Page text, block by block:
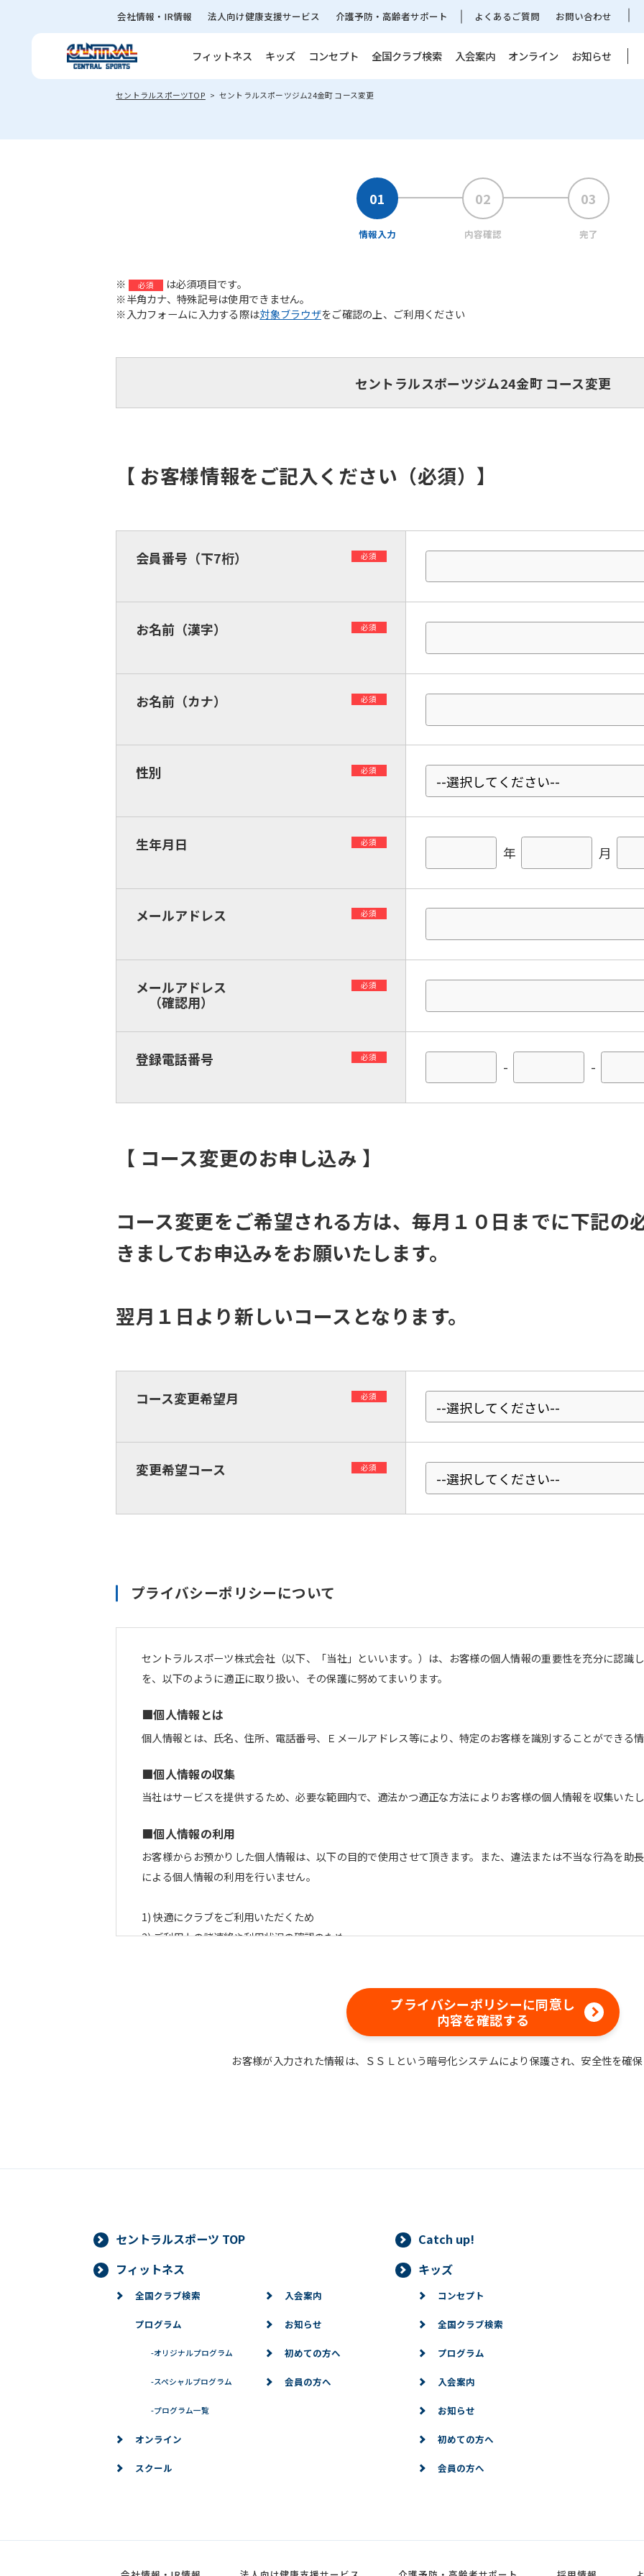
会社情報・IR情報 法人向け健康支援サービス 介護予防・高齢者サポート よくあるご質問 お問い合わせ
フィットネス キッズ コンセプト 全国クラブ検索 入会案内 オンライン お知らせ
セントラルスポーツTOP セントラルスポーツジム24金町 コース変更
情報入力 内容確認 完了
※ 必須
は必須項目です。
※半角カナ、特殊記号は使用できません。
※入力フォームに入力する際は対象ブラウザをご確認の上、ご利用ください
セントラルスポーツジム24金町 コース変更
【 お客様情報をご記入ください（必須）】
会員番号（下7桁） 必須
お名前（漢字） 必須
お名前（カナ） 必須
性別 必須
生年月日 必須
年 月
メールアドレス 必須
メールアドレス
（確認用）
必須
登録電話番号 必須
- -
【 コース変更のお申し込み 】
コース変更をご希望される方は、毎月１０日までに下記の
きましてお申込みをお願いたします。
翌月１日より新しいコースとなります。
コース変更希望月 必須
変更希望コース 必須
プライバシーポリシーについて
セントラルスポーツ株式会社（以下、「当社」といいます。）は、お客様の個人情報の重要性を充分に認識
を、以下のように適正に取り扱い、その保護に努めてまいります。
■個人情報とは
個人情報とは、氏名、住所、電話番号、Ｅメールアドレス等により、特定のお客様を識別することができる
■個人情報の収集
当社はサービスを提供するため、必要な範囲内で、適法かつ適正な方法によりお客様の個人情報を収集いた
■個人情報の利用
お客様からお預かりした個人情報は、以下の目的で使用させて頂きます。また、違法または不当な行為を助
による個人情報の利用を行いません。
快適にクラブをご利用いただくため
ご利用上の諸連絡や利用状況の確認のため
個人を特定できないよう加工したうえでの統計的なデータの作成、活用、公表のため
■個人情報の管理
対応いたします。
■個人情報の訂正、変更、削除、利用停止等
当社は、お客様からお預かりした個人情報に対して、ご本人より情報の訂正、変更、削除、利用停止、第三
場合は、お客様の意思を尊重し、合理的な範囲で必要な対応をいたします。
※問い合わせ窓口
個人情報に関するお問い合わせは、下記のフォームからお願いいたします。
→お問い合わせ
プライバシーポリシーに同意し
内容を確認する
お客様が入力された情報は、ＳＳＬという暗号化システムにより保護され、安全性を確
Central Sports official website is
automatically translated into
the top page.
However, if you use an automatic
The translation may differ from the
original content. We ask that you
fully understand this before using
the service.
Automatic translation start
セントラルスポーツ TOP
Catch up!
フィットネス
全国クラブ検索
プログラム
-オリジナルプログラム
-スペシャルプログラム
-プログラム一覧
オンライン
スクール
入会案内
お知らせ
初めての方へ
会員の方へ
キッズ
コンセプト
全国クラブ検索
プログラム
入会案内
お知らせ
初めての方へ
会員の方へ